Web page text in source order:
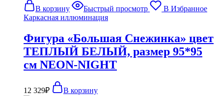
В корзину Быстрый просмотр
В Избранное
Каркасная иллюминация
Фигура «Большая Снежинка» цвет
ТЕПЛЫЙ БЕЛЫЙ, размер 95*95
см NEON-NIGHT
12 329₽ В корзину